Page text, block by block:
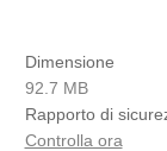
Dimensione
92.7 MB
Rapporto di
Controlla ora